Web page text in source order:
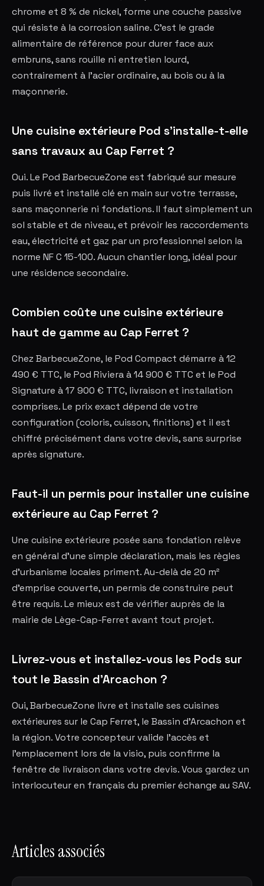
chrome et 8 % de nickel, forme une couche passive
qui résiste à la corrosion saline. C'est le grade
alimentaire de référence pour durer face aux
embruns, sans rouille ni entretien lourd,
contrairement à l'acier ordinaire, au bois ou à la
maçonnerie.
Une cuisine extérieure Pod s'installe-t-elle
sans travaux au Cap Ferret ?
Oui. Le Pod BarbecueZone est fabriqué sur mesure
puis livré et installé clé en main sur votre terrasse,
sans maçonnerie ni fondations. Il faut simplement un
sol stable et de niveau, et prévoir les raccordements
eau, électricité et gaz par un professionnel selon la
norme NF C 15-100. Aucun chantier long, idéal pour
une résidence secondaire.
Combien coûte une cuisine extérieure
haut de gamme au Cap Ferret ?
Chez BarbecueZone, le Pod Compact démarre à 12
490 € TTC, le Pod Riviera à 14 900 € TTC et le Pod
Signature à 17 900 € TTC, livraison et installation
comprises. Le prix exact dépend de votre
configuration (coloris, cuisson, finitions) et il est
chiffré précisément dans votre devis, sans surprise
après signature.
Faut-il un permis pour installer une cuisine
extérieure au Cap Ferret ?
Une cuisine extérieure posée sans fondation relève
en général d'une simple déclaration, mais les règles
d'urbanisme locales priment. Au-delà de 20 m²
d'emprise couverte, un permis de construire peut
être requis. Le mieux est de vérifier auprès de la
mairie de Lège-Cap-Ferret avant tout projet.
Livrez-vous et installez-vous les Pods sur
tout le Bassin d'Arcachon ?
Oui, BarbecueZone livre et installe ses cuisines
extérieures sur le Cap Ferret, le Bassin d'Arcachon et
la région. Votre concepteur valide l'accès et
l'emplacement lors de la visio, puis confirme la
fenêtre de livraison dans votre devis. Vous gardez un
interlocuteur en français du premier échange au SAV.
Articles associés